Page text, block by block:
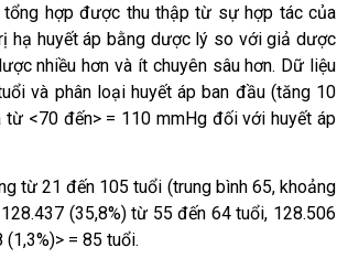
hợp được thu thập từ sự hợp tác của
hạ huyết áp bằng dược lý so với giả dược
nhiều hơn và ít chuyên sâu hơn. Dữ liệu
và phân loại huyết áp ban đầu (tăng 10
<70 đến> = 110 mmHg đối với huyết áp
từ 21 đến 105 tuổi (trung bình 65, khoảng
(35,8%) từ 55 đến 64 tuổi, 128.506
= 85 tuổi.